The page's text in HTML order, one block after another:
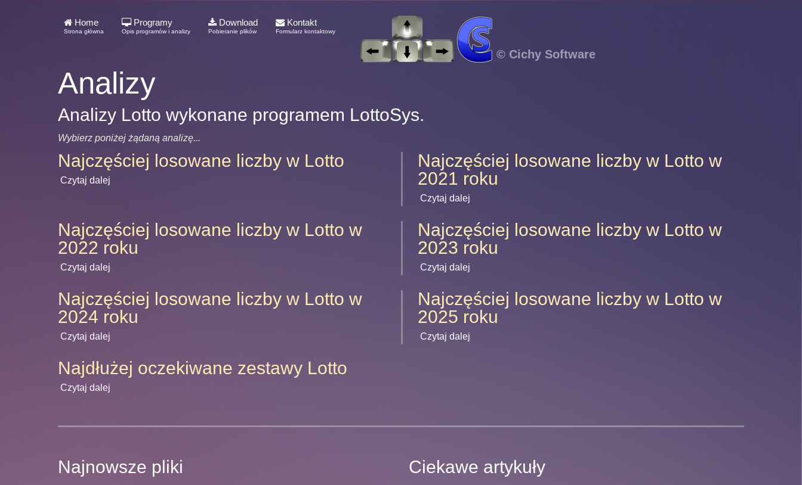
Home
Strona główna
Programy
Opis programów i analizy
Download
Pobieranie plików
Kontakt
Formularz kontaktowy
© Cichy Software
Analizy
Analizy Lotto wykonane programem LottoSys.
Wybierz poniżej żądaną analizę...
Najczęściej losowane liczby w Lotto
Czytaj dalej
Najczęściej losowane liczby w Lotto w
2021 roku
Czytaj dalej
Najczęściej losowane liczby w Lotto w
2022 roku
Czytaj dalej
Najczęściej losowane liczby w Lotto w
2023 roku
Czytaj dalej
Najczęściej losowane liczby w Lotto w
2024 roku
Czytaj dalej
Najczęściej losowane liczby w Lotto w
2025 roku
Czytaj dalej
Najdłużej oczekiwane zestawy Lotto
Czytaj dalej
Najnowsze pliki Ciekawe artykuły